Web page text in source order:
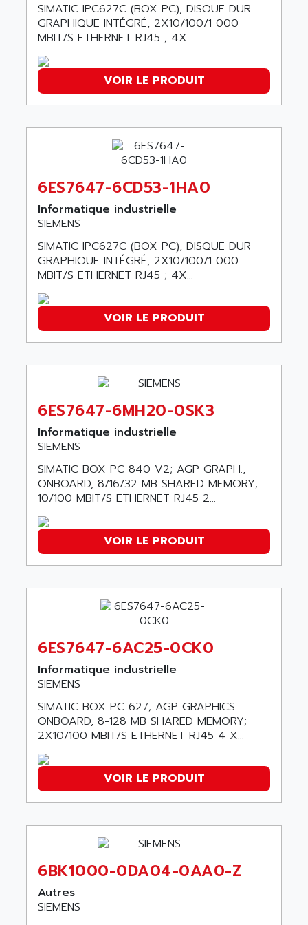
SINUMERIK 810
PREMIUM
TWIDO
PCMCIA CARD
TFTX
SIMATIC S7-300
DIAX 2
TVM
KDV
KVR
TVD
AC MAINSPINDLE
KDA
KDS
TDA
BUS
DIAX 04
DIAX 4
cms3
CMS
PARVEX
AMS
MOVIDYN
MOVITRAC
SERVODYN
SE50
LTD12
MDLA
MDLS
ACM
PLS510
PLS508
SERVOSTAR
AC FEED MOTOR
SIMODRIVE 611
TSX MOMENTUM
ACTIOMTECH
ACTION PAK
ACTIVE HUB
ACTIVIB
ADA
ADAC
ADAM
ADAMCZEWSKI
ADANI PSC
ADAPTATER
ADAPTEC
ADAS
ADC AUTOMATICA
ADDA
ADDER
ADDI DATA
ADEPT TECHNOLOGY
ADISCOM
ADL
ADL EUROTECH
ADLINK
ADLINK TECHNOLOGY
ADN
ADTECH POWER INC
ADVANCE
ADVANCE HIVOLT
ADVANCE TAPES
SIMATIC IPC627C (BOX PC), DISQUE DUR
GRAPHIQUE INTÉGRÉ, 2X10/100/1 000
MBIT/S ETHERNET RJ45 ; 4X...
VOIR LE PRODUIT
6ES7647-6CD53-1HA0
Informatique industrielle
SIEMENS
SIMATIC IPC627C (BOX PC), DISQUE DUR
GRAPHIQUE INTÉGRÉ, 2X10/100/1 000
MBIT/S ETHERNET RJ45 ; 4X...
VOIR LE PRODUIT
6ES7647-6MH20-0SK3
Informatique industrielle
SIEMENS
SIMATIC BOX PC 840 V2; AGP GRAPH.,
ONBOARD, 8/16/32 MB SHARED MEMORY;
10/100 MBIT/S ETHERNET RJ45 2...
VOIR LE PRODUIT
6ES7647-6AC25-0CK0
Informatique industrielle
SIEMENS
SIMATIC BOX PC 627; AGP GRAPHICS
ONBOARD, 8-128 MB SHARED MEMORY;
2X10/100 MBIT/S ETHERNET RJ45 4 X...
VOIR LE PRODUIT
6BK1000-0DA04-0AA0-Z
Autres
SIEMENS